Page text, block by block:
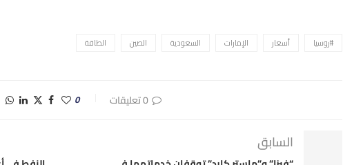
#روسيا أسعار الإمارات السعودية الصين الطاقة
0 تعليقات 0
السابق